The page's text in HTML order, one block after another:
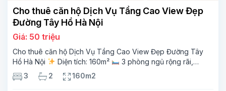
Cho thuê căn hộ Dịch Vụ Tầng Cao View Đẹp
Đường Tây Hồ Hà Nội
Giá: 50 triệu
Cho thuê căn hộ Dịch Vụ Tầng Cao View Đẹp Đường Tây
Hồ Hà Nội
Diện tích: 160m²
3 phòng ngủ rộng rãi,
thoáng sáng
2 phòng tắm tiện nghi
khách hiện đại, ban công thoáng mát
3 2 160m2